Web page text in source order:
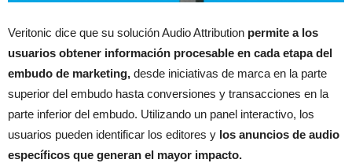
Veritonic dice que su solución Audio Attribution permite a los
usuarios obtener información procesable en cada etapa del
embudo de marketing, desde iniciativas de marca en la parte
superior del embudo hasta conversiones y transacciones en la
parte inferior del embudo. Utilizando un panel interactivo, los
usuarios pueden identificar los editores y los anuncios de audio
específicos que generan el mayor impacto.